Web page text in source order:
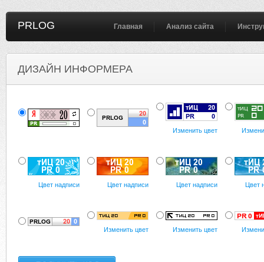
PRLOG Главная Анализ сайта
ДИЗАЙН ИНФОРМЕРА
Изменить цвет
Цвет надписи Цвет надписи Цвет надписи Цвет
Изменить цвет Изменить цвет